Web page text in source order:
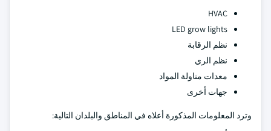
HVAC
LED grow lights
نظم الرقابة
نظم الري
معدات مناولة المواد
جهات أخرى
وترد المعلومات المذكورة أعلاه في المناطق والبلدان التالية: